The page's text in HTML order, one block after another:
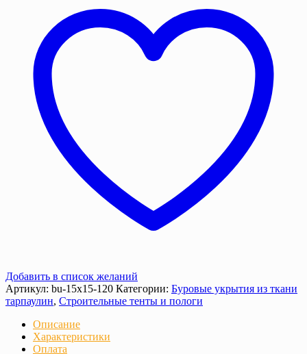
люверсами
(Тарпаулин
Добавить в список желаний
Артикул: bu-15х15-120 Категории: Буровые укрытия из ткани
тарпаулин, Строительные тенты и пологи
Описание
Характеристики
Оплата